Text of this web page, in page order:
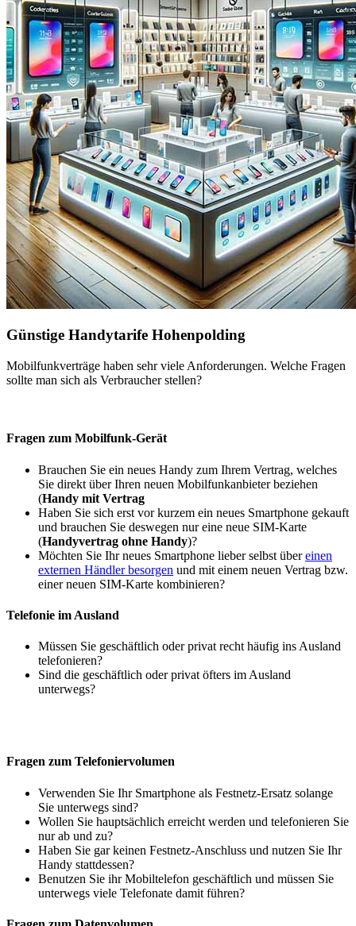
Günstige Handytarife Hohenpolding
Mobilfunkverträge haben sehr viele Anforderungen. Welche Fragen
sollte man sich als Verbraucher stellen?
Fragen zum Mobilfunk-Gerät
Brauchen Sie ein neues Handy zum Ihrem Vertrag, welches
Sie direkt über Ihren neuen Mobilfunkanbieter beziehen
(Handy mit Vertrag
Haben Sie sich erst vor kurzem ein neues Smartphone gekauft
und brauchen Sie deswegen nur eine neue SIM-Karte
(Handyvertrag ohne Handy)?
Möchten Sie Ihr neues Smartphone lieber selbst übereinen
externen Händler besorgen und mit einem neuen Vertrag bzw.
einer neuen SIM-Karte kombinieren?
Telefonie im Ausland
Müssen Sie geschäftlich oder privat recht häufig ins Ausland
telefonieren?
Sind die geschäftlich oder privat öfters im Ausland
unterwegs?
Fragen zum Telefoniervolumen
Verwenden Sie Ihr Smartphone als Festnetz-Ersatz solange
Sie unterwegs sind?
Wollen Sie hauptsächlich erreicht werden und telefonieren Sie
nur ab und zu?
Haben Sie gar keinen Festnetz-Anschluss und nutzen Sie Ihr
Handy stattdessen?
Benutzen Sie ihr Mobiltelefon geschäftlich und müssen Sie
unterwegs viele Telefonate damit führen?